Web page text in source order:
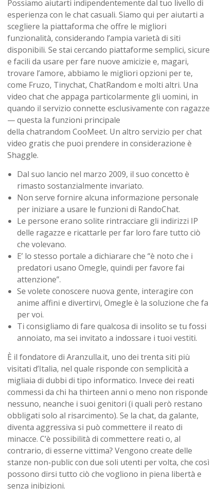
Possiamo aiutarti indipendentemente dal tuo livello di
esperienza con le chat casuali. Siamo qui per aiutarti a
scegliere la piattaforma che offre le migliori
funzionalità, considerando l’ampia varietà di siti
disponibili. Se stai cercando piattaforme semplici, sicure
e facili da usare per fare nuove amicizie e, magari,
trovare l’amore, abbiamo le migliori opzioni per te,
come Fruzo, Tinychat, ChatRandom e molti altri. Una
video chat che appaga particolarmente gli uomini, in
quando il servizio connette esclusivamente con ragazze
— questa la funzioni principale
della chatrandom CooMeet. Un altro servizio per chat
video gratis che puoi prendere in considerazione è
Shaggle.
Dal suo lancio nel marzo 2009, il suo concetto è
rimasto sostanzialmente invariato.
Non serve fornire alcuna informazione personale
per iniziare a usare le funzioni di RandoChat.
Le persone erano solite rintracciare gli indirizzi IP
delle ragazze e ricattarle per far loro fare tutto ciò
che volevano.
E’ lo stesso portale a dichiarare che “è noto che i
predatori usano Omegle, quindi per favore fai
attenzione”.
Se volete conoscere nuova gente, interagire con
anime affini e divertirvi, Omegle è la soluzione che fa
per voi.
Ti consigliamo di fare qualcosa di insolito se tu fossi
annoiato, ma sei invitato a indossare i tuoi vestiti.
È il fondatore di Aranzulla.it, uno dei trenta siti più
visitati d’Italia, nel quale risponde con semplicità a
migliaia di dubbi di tipo informatico. Invece dei reati
commessi da chi ha thirteen anni o meno non risponde
nessuno, neanche i suoi genitori (i quali però restano
obbligati solo al risarcimento). Se la chat, da galante,
diventa aggressiva si può commettere il reato di
minacce. C’è possibilità di commettere reati o, al
contrario, di esserne vittima? Vengono create delle
stanze non-public con due soli utenti per volta, che così
possono dirsi tutto ciò che vogliono in piena libertà e
senza inibizioni.